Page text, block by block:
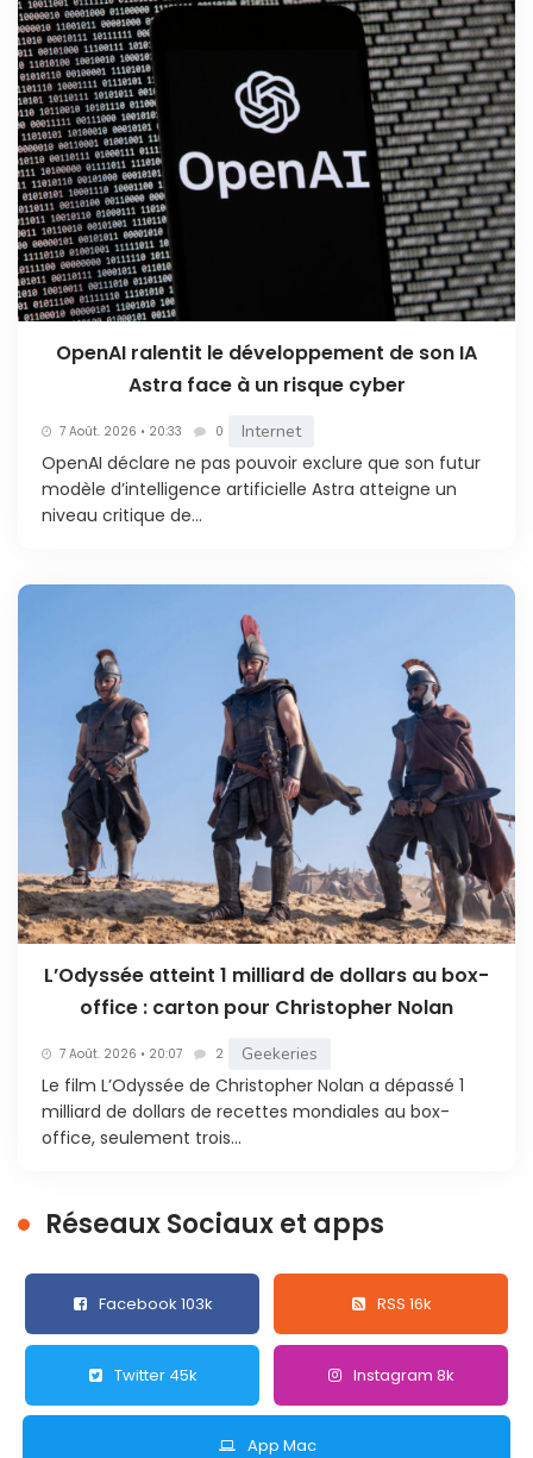
OpenAI ralentit le développement de son IA
Astra face à un risque cyber
7 Août. 2026 • 20:33 0 Internet
OpenAI déclare ne pas pouvoir exclure que son futur
modèle d’intelligence artificielle Astra atteigne un
niveau critique de...
L’Odyssée atteint 1 milliard de dollars au box-
office : carton pour Christopher Nolan
7 Août. 2026 • 20:07 2 Geekeries
Le film L’Odyssée de Christopher Nolan a dépassé 1
milliard de dollars de recettes mondiales au box-
office, seulement trois...
Réseaux Sociaux et apps
Facebook 103k RSS 16k
Twitter 45k Instagram 8k
App Mac